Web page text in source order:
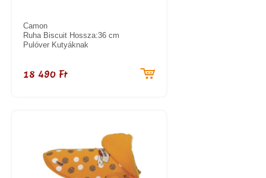
Camon
Ruha Biscuit Hossza:36 cm
Pulóver Kutyáknak
18 490 Ft